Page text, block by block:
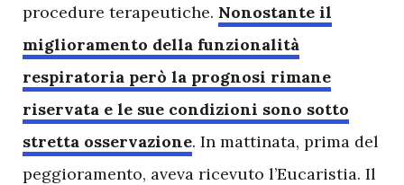
procedure terapeutiche. Nonostante il
miglioramento della funzionalità
respiratoria però la prognosi rimane
riservata e le sue condizioni sono sotto
stretta osservazione. In mattinata, prima del
peggioramento, aveva ricevuto l’Eucaristia. Il